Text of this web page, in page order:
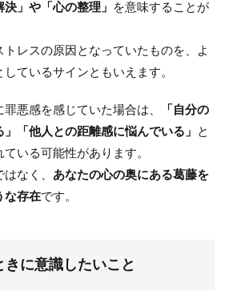
決」や「心の整理」
を意味することが
トレスの原因となっていたものを、よ
ているサインともいえます。
悪感を感じていた場合は、
「自分の
「他人との距離感に悩んでいる」
と
いる可能性があります。
なく、 あなたの心の奥にある葛藤を
な存在です。
に意識したいこと